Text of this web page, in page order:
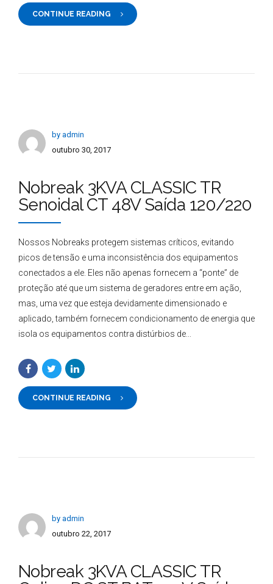
CONTINUE READING
by admin
outubro 30, 2017
Nobreak 3KVA CLASSIC TR
Senoidal CT 48V Saída 120/220
Nossos Nobreaks protegem sistemas críticos, evitando
picos de tensão e uma inconsistência dos equipamentos
conectados a ele. Eles não apenas fornecem a “ponte” de
proteção até que um sistema de geradores entre em ação,
mas, uma vez que esteja devidamente dimensionado e
aplicado, também fornecem condicionamento de energia que
isola os equipamentos contra distúrbios de...
CONTINUE READING
by admin
outubro 22, 2017
Nobreak 3KVA CLASSIC TR